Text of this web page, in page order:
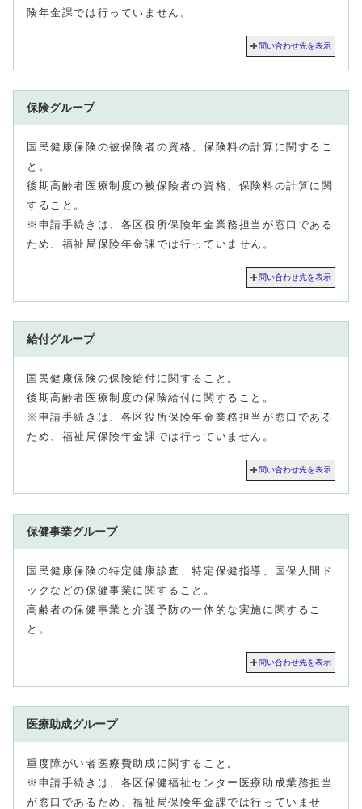
険年金課では行っていません。
問い合わせ先を表示
保険グループ
国民健康保険の被保険者の資格、保険料の計算に関するこ
と。
後期高齢者医療制度の被保険者の資格、保険料の計算に関
すること。
※申請手続きは、各区役所保険年金業務担当が窓口である
ため、福祉局保険年金課では行っていません。
問い合わせ先を表示
給付グループ
国民健康保険の保険給付に関すること。
後期高齢者医療制度の保険給付に関すること。
※申請手続きは、各区役所保険年金業務担当が窓口である
ため、福祉局保険年金課では行っていません。
問い合わせ先を表示
保健事業グループ
国民健康保険の特定健康診査、特定保健指導、国保人間ド
ックなどの保健事業に関すること。
高齢者の保健事業と介護予防の一体的な実施に関するこ
と。
問い合わせ先を表示
医療助成グループ
重度障がい者医療費助成に関すること。
※申請手続きは、各区保健福祉センター医療助成業務担当
が窓口であるため、福祉局保険年金課では行っていませ